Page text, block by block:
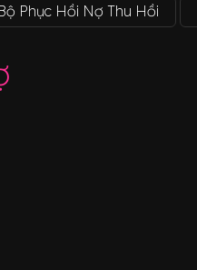
Phục Hồi Nợ Thu Hồi